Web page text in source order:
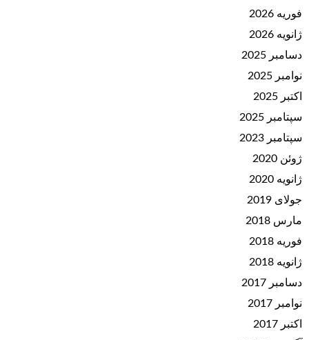
فوریه 2026
ژانویه 2026
دسامبر 2025
نوامبر 2025
اکتبر 2025
سپتامبر 2025
سپتامبر 2023
ژوئن 2020
ژانویه 2020
جولای 2019
مارس 2018
فوریه 2018
ژانویه 2018
دسامبر 2017
نوامبر 2017
اکتبر 2017